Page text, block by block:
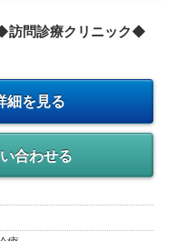
訪問診療クリニック◆
細を見る
合わせる